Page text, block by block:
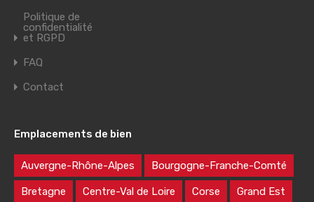
Politique de
confidentialité
et RGPD
FAQ
Contact
Emplacements de bien
Auvergne-Rhône-Alpes Bourgogne-Franche-Comté
Bretagne Centre-Val de Loire Corse Grand Est